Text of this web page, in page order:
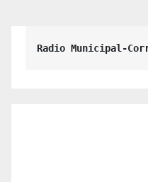
Radio Municipal-